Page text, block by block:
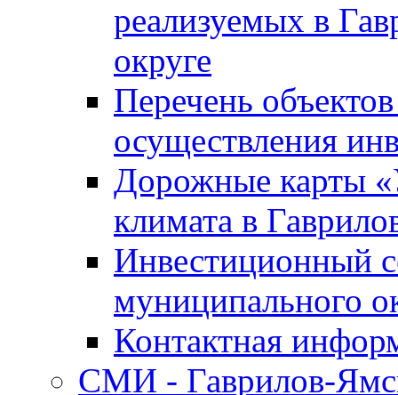
реализуемых в
округе
Перечень
осуществления
Дорожные карты
климата в
Инвестиционный
муниципального
Контактная
СМИ - Гаврилов-